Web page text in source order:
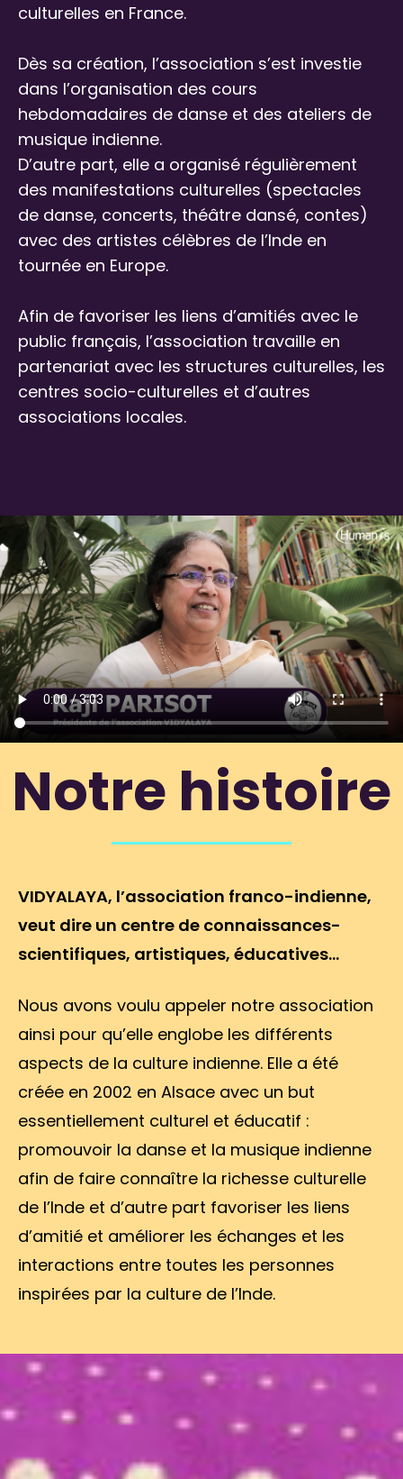
culturelles en France.
Dès sa création, l’association s’est investie
dans l’organisation des cours
hebdomadaires de danse et des ateliers de
musique indienne.
D’autre part, elle a organisé régulièrement
des manifestations culturelles (spectacles
de danse, concerts, théâtre dansé, contes)
avec des artistes célèbres de l’Inde en
tournée en Europe.
Afin de favoriser les liens d’amitiés avec le
public français, l’association travaille en
partenariat avec les structures culturelles, les
centres socio-culturelles et d’autres
associations locales.
Notre histoire
VIDYALAYA, l’association franco-indienne,
veut dire un centre de connaissances-
scientifiques, artistiques, éducatives…
Nous avons voulu appeler notre association
ainsi pour qu’elle englobe les différents
aspects de la culture indienne. Elle a été
créée en 2002 en Alsace avec un but
essentiellement culturel et éducatif :
promouvoir la danse et la musique indienne
afin de faire connaître la richesse culturelle
de l’Inde et d’autre part favoriser les liens
d’amitié et améliorer les échanges et les
interactions entre toutes les personnes
inspirées par la culture de l’Inde.